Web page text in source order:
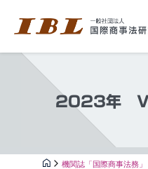
2023年
機関誌「国際商事法務」